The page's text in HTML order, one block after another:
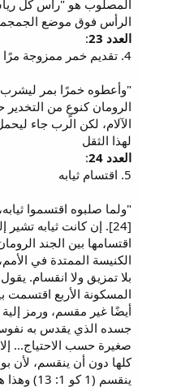
الرأس فوق موضع
العدد 23
:
4. تقديم خمر ممزوجة مرًا
الرومان كنوعٍ من
الآلام، لكن الرب جاء ليحمل
لهذا الثقل
العدد 24
:
5. اقتسام ثيابه
"ولما صلبوه اقتسموا
[24]. إن كانت ثيابه
اقتسامها بين الجند
الكنيسة الممتدة في
بلا تمزيق ولا انقسام.
المسكونة الأربع اقتسمت
أيضًا غير مقسم، ورمز
جسده الذي يقدس به نفوس
صغيرة حسب الاحتياج...
كلها دون أن ينقسم، لأن
ينقسم (1 كو 1: 13) وهذا هو معنى السرّ الخاص بالمسيح.]